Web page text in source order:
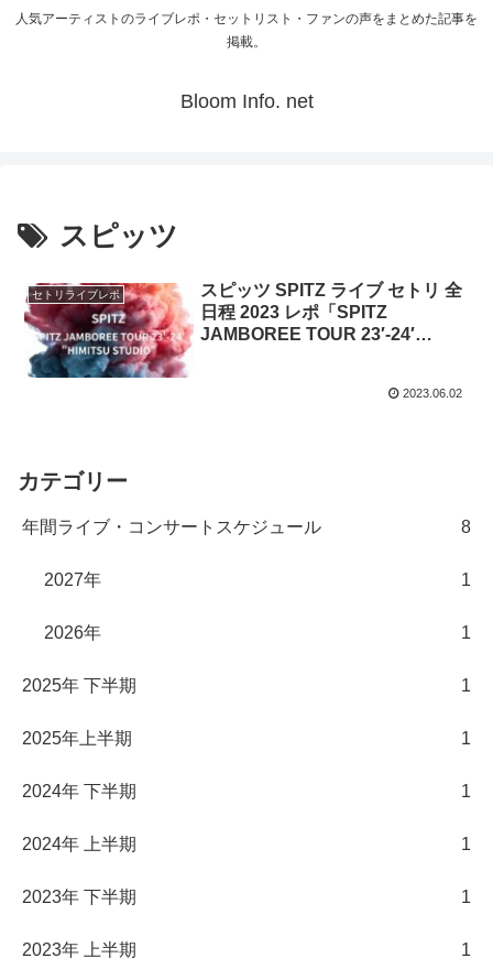
人気アーティストのライブレポ・セットリスト・ファンの声をまとめた記事を
掲載。
Bloom Info. net
スピッツ
セトリライブレポ
スピッツ SPITZ ライブ セトリ 全
日程 2023 レポ「SPITZ
JAMBOREE TOUR 23′-24′
2023.06.02
カテゴリー
年間ライブ・コンサートスケジュール 8
2027年 1
2026年 1
2025年 下半期 1
2025年上半期 1
2024年 下半期 1
2024年 上半期 1
2023年 下半期 1
2023年 上半期 1